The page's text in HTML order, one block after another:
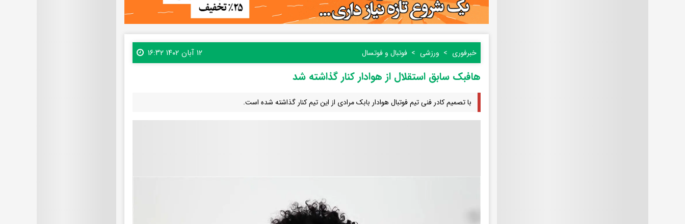
خبرفوری ورزشی فوتبال و فوتسال ۱۲ آبان ۱۴۰۲ ۱۶:۳۲
هافبک سابق استقلال از هوادار کنار گذاشته شد
با تصمیم کادر فنی تیم فوتبال هوادار بابک مرادی از این تیم کنار گذاشته شده است.